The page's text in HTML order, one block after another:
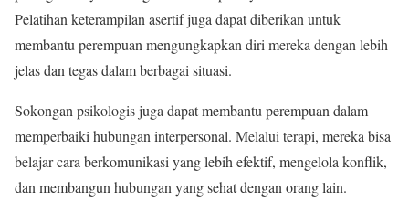
Pelatihan keterampilan asertif juga dapat diberikan untuk
membantu perempuan mengungkapkan diri mereka dengan lebih
jelas dan tegas dalam berbagai situasi.
Sokongan psikologis juga dapat membantu perempuan dalam
memperbaiki hubungan interpersonal. Melalui terapi, mereka bisa
belajar cara berkomunikasi yang lebih efektif, mengelola konflik,
dan membangun hubungan yang sehat dengan orang lain.